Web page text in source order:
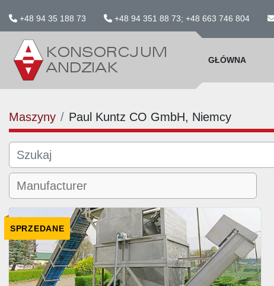
+48 94 35 188 73 +48 94 351 88 73; +48 663 746 804
GŁÓWNA
Maszyny Paul Kuntz CO GmbH, Niemcy
SPRZEDANE